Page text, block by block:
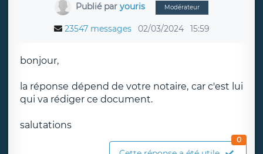
Publié par youris Modérateur
23547 messages 02/03/2024 15:59
bonjour,
la réponse dépend de votre notaire, car c'est lui
qui va rédiger ce document.
salutations
0